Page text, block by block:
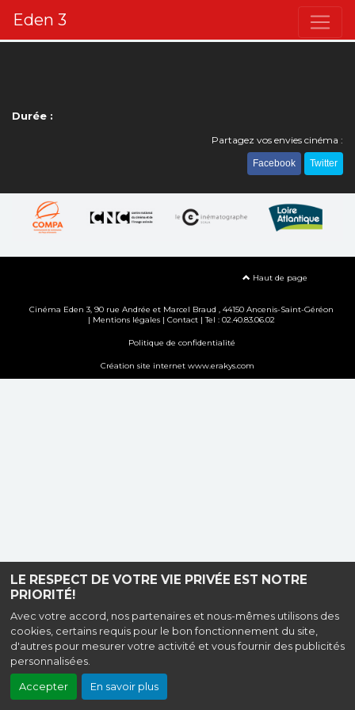
LE RESPECT DE VOTRE VIE PRIVÉE EST NOTRE
PRIORITÉ!
Avec votre accord, nos partenaires et nous-mêmes utilisons des
cookies, certains requis pour le bon fonctionnement du site,
d'autres pour mesurer votre activité et vous fournir des publicités
personnalisées.
Accepter En savoir plus
Eden 3
Durée :
Partagez vos envies cinéma :
Facebook Twitter
Haut de page
Cinéma Eden 3, 90 rue Andrée et Marcel Braud , 44150 Ancenis-Saint-Géréon
| Mentions légales | Contact | Tel : 02.40.83.06.02
Politique de confidentialité
Création site internet www.erakys.com